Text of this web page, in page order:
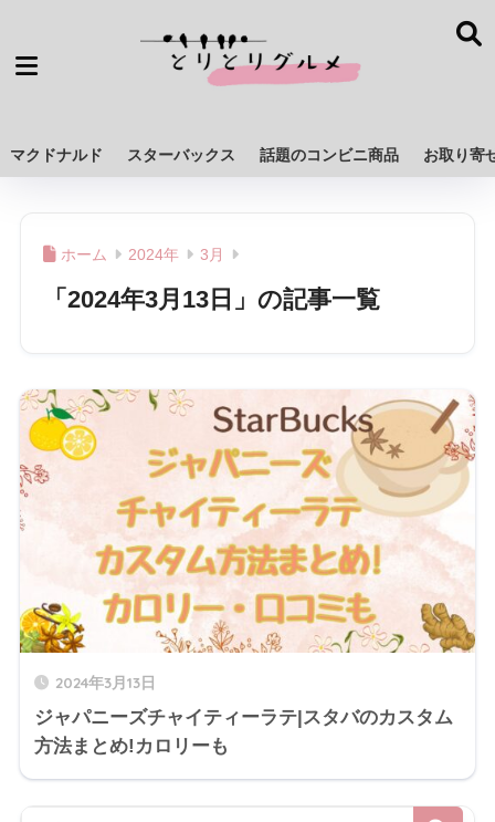
マクドナルド スターバックス 話題のコンビニ商品 お取り寄
ホーム 2024年 3月
「2024年3月13日」の記事一覧
2024年3月13日
ジャパニーズチャイティーラテ|スタバのカスタム
方法まとめ!カロリーも